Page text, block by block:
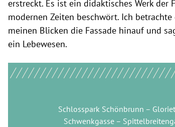
erstreckt. Es ist ein didaktisches Werk der
modernen Zeiten beschwört. Ich
meinen Blicken die Fassade hinauf und
ein Lebewesen.
Schlosspark Schönbrunn –
Schwenkgasse –